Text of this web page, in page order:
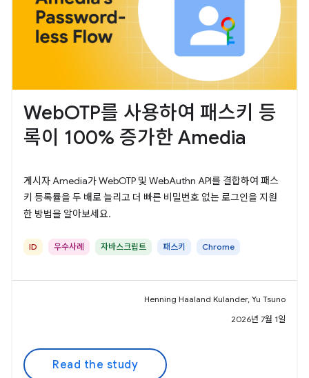
WebOTP를 사용하여 패스키 등
록이 100% 증가한 Amedia
게시자 Amedia가 WebOTP 및 WebAuthn API를 결합하여 패스
키 등록률을 두 배로 늘리고 더 빠른 비밀번호 없는 로그인을 지원
한 방법을 알아보세요.
ID 우수사례 자바스크립트 패스키 Chrome
Henning Haaland Kulander, Yu Tsuno
2026년 7월 1일
Read the study